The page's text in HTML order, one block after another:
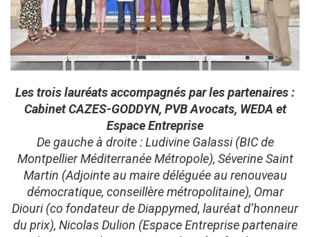
Les trois lauréats accompagnés par les partenaires :
Cabinet CAZES-GODDYN, PVB Avocats, WEDA et
Espace Entreprise
De gauche à droite : Ludivine Galassi (BIC de
Montpellier Méditerranée Métropole), Séverine Saint
Martin (Adjointe au maire déléguée au renouveau
démocratique, conseillère métropolitaine), Omar
Diouri (co fondateur de Diappymed, lauréat d’honneur
du prix), Nicolas Dulion (Espace Entreprise partenaire